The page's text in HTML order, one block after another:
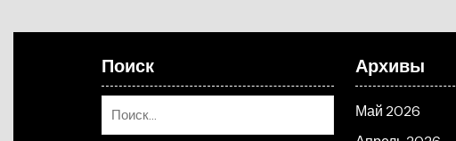
Поиск Архивы
Май 2026